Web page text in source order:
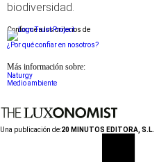
biodiversidad.
Conforme a los criterios de
¿Por qué confiar en nosotros?
Más información sobre:
Naturgy
Medio ambiente
Una publicación de:20 MINUTOS EDITORA, S.L.